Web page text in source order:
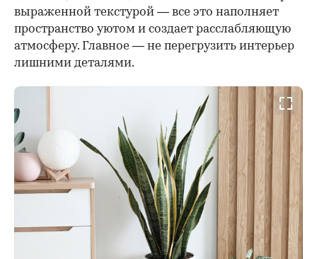
выраженной текстурой — все это наполняет
пространство уютом и создает расслабляющую
атмосферу. Главное — не перегрузить интерьер
лишними деталями.